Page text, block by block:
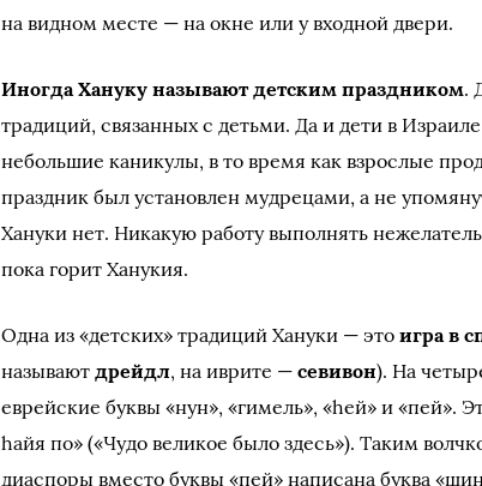
на видном месте — на окне или у входной двери.
Иногда Хануку называют детским праздником.
традиций, связанных с детьми. Да и дети в
небольшие каникулы, в то время как взрослые
праздник был установлен мудрецами, а не
Хануки нет. Никакую работу выполнять
пока горит Ханукия.
Одна из «детских» традиций Хануки — этоигра в
называютдрейдл, на иврите —севивон). На
еврейские буквы «нун», «гимель», «hей» и «пей».
hайя по» («Чудо великое было здесь»). Таким
диаспоры вместо буквы «пей» написана буква